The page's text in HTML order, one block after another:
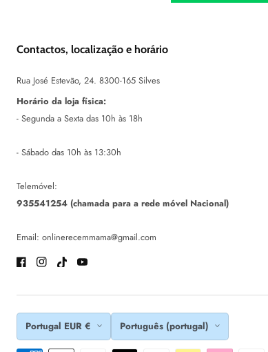
Contactos, localização e horário
Rua José Estevão, 24. 8300-165 Silves
Horário da loja física:
- Segunda a Sexta das 10h às 18h
- Sábado das 10h às 13:30h
Telemóvel:
935541254 (chamada para a rede móvel Nacional)
Email: onlinerecemmama@gmail.com
Facebook
Instagram
TikTokYoutube
Portugal EUR € Português (portugal)